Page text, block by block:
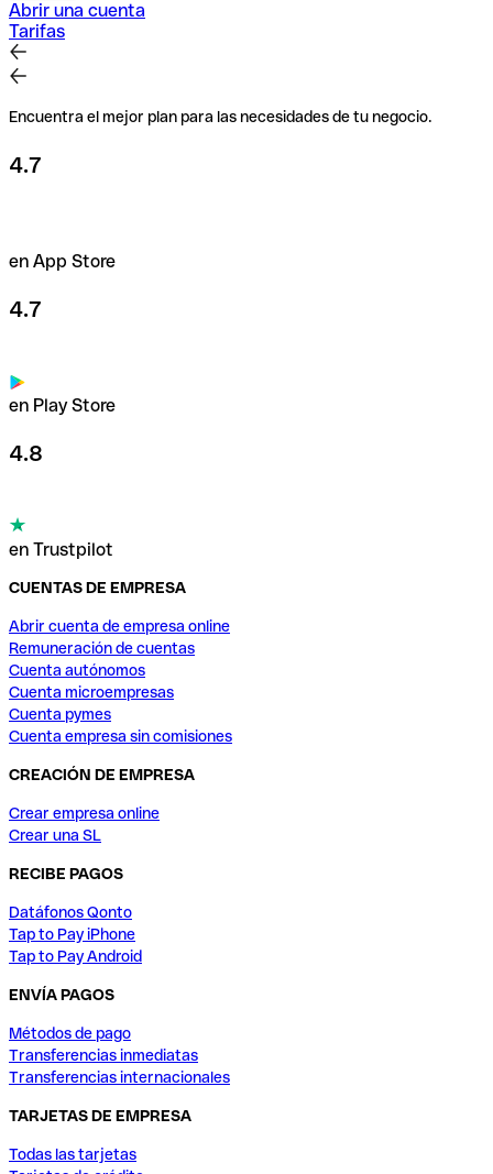
Obtén financiación
Tarjetas
Paga de forma segura en todo el mundo con nuestras
tarjetas Mastercard. Establece límites de pago con
Usa nuestras tarjetas
Abrir una cuenta
Tarifas
Encuentra el mejor plan para las necesidades de tu negocio.
4.7
en App Store
4.7
en Play Store
4.8
en Trustpilot
CUENTAS DE EMPRESA
Abrir cuenta de empresa online
Remuneración de cuentas
Cuenta autónomos
Cuenta microempresas
Cuenta pymes
Cuenta empresa sin comisiones
CREACIÓN DE EMPRESA
Crear empresa online
Crear una SL
RECIBE PAGOS
Datáfonos Qonto
Tap to Pay iPhone
Tap to Pay Android
ENVÍA PAGOS
Métodos de pago
Transferencias inmediatas
Transferencias internacionales
TARJETAS DE EMPRESA
Todas las tarjetas